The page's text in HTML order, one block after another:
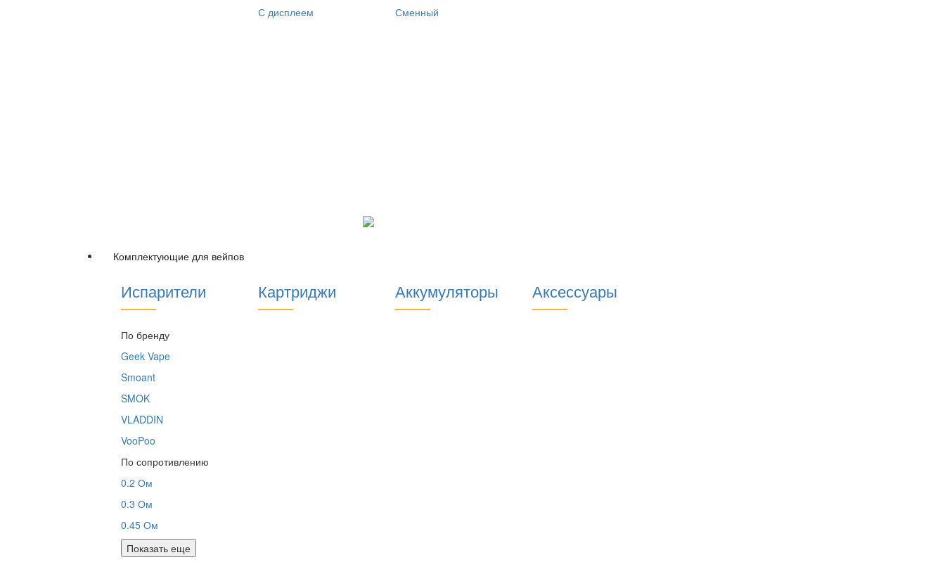
С дисплеем
Сменный
Комплектующие для вейпов
Испарители Картриджи Аккумуляторы Аксессуары
По бренду
Geek Vape
Smoant
SMOK
VLADDIN
VooPoo
По сопротивлению
0.2 Ом
0.3 Ом
0.45 Ом
Показать еще